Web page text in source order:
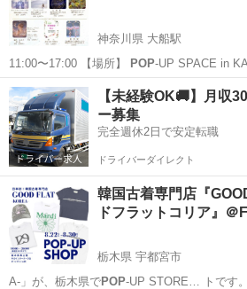
神奈川県 大船駅
11:00〜17:00 【場所】
POP-UP SPACE in
神奈川 鎌倉市 大船駅 その他 会
【未経験OK🚚】月収
ー募集
完全週休2日で安定転職
ドライバーダイレクト
韓国古着専門店『
ドフラットコリア』
栃木県 宇都宮市
A-」が、栃木県でPOP